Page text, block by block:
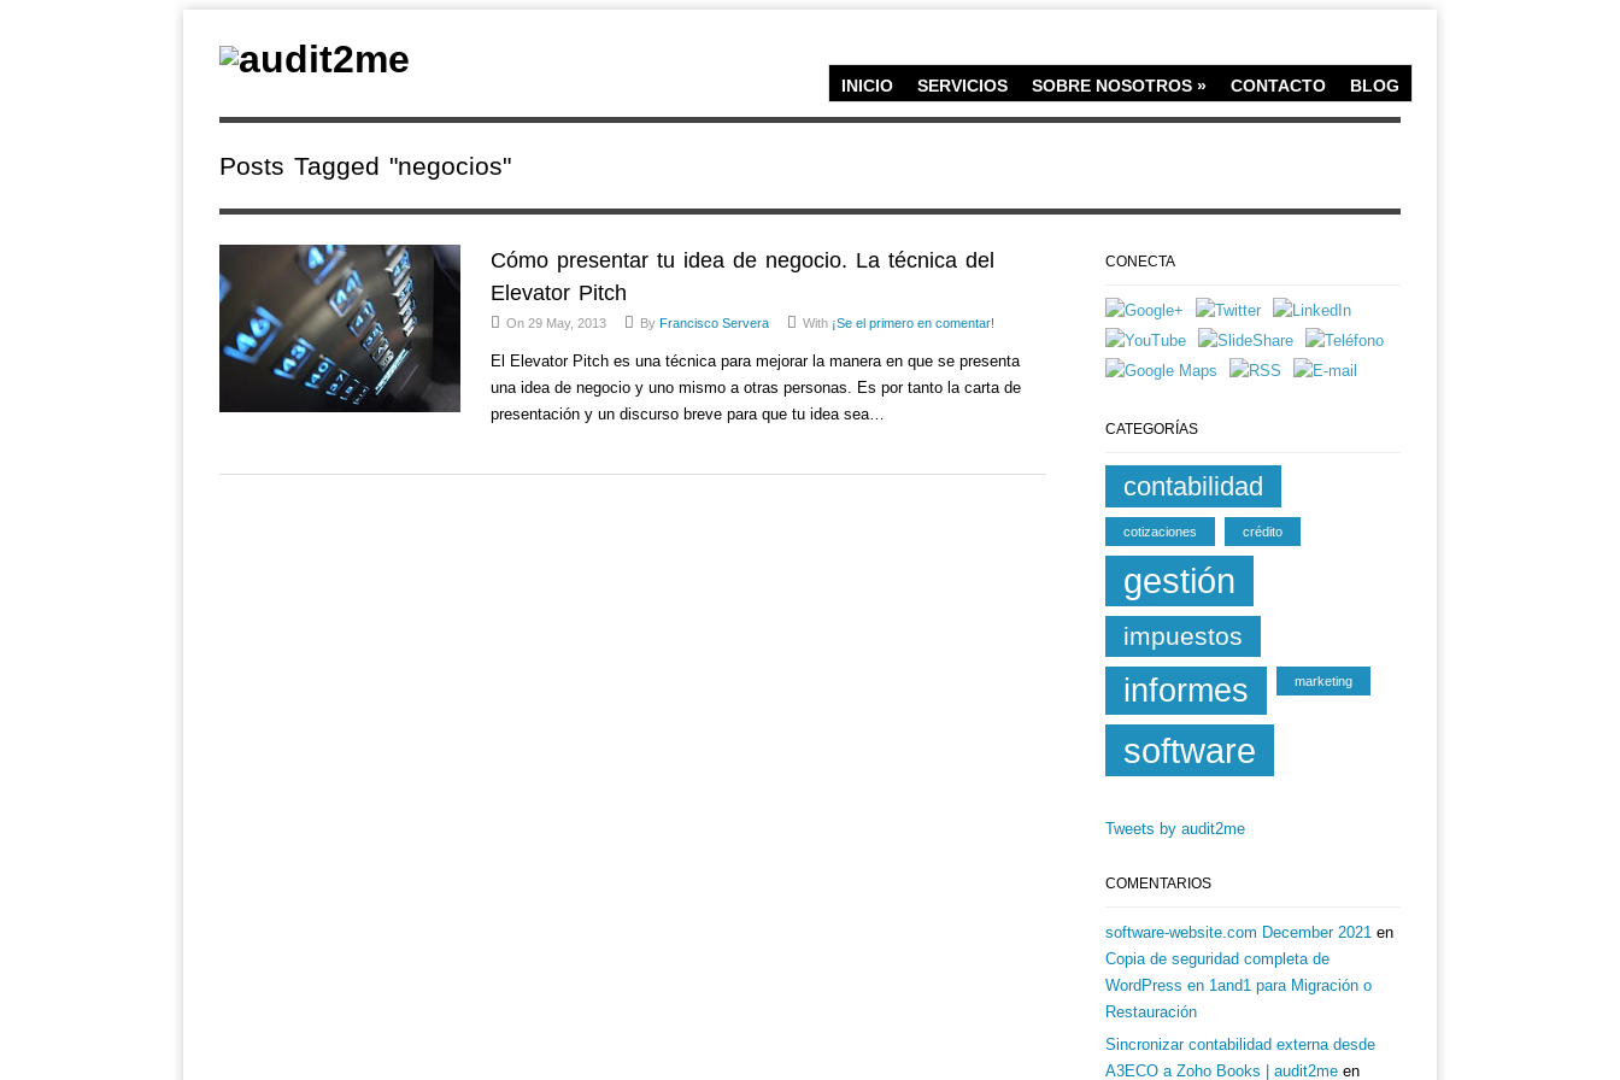
INICIO SERVICIOS SOBRE NOSOTROS » CONTACTO BLOG
Posts Tagged "negocios"
Cómo presentar tu idea de negocio. La técnica del
Elevator Pitch
On 29 May, 2013 By Francisco Servera With ¡Se el primero en comentar!
El Elevator Pitch es una técnica para mejorar la manera en que se presenta
una idea de negocio y uno mismo a otras personas. Es por tanto la carta de
presentación y un discurso breve para que tu idea sea…
CONECTA
CATEGORÍAS
contabilidad
cotizaciones crédito
gestión
impuestos
informes marketing
software
Tweets by audit2me
COMENTARIOS
software-website.com December 2021 en
Copia de seguridad completa de
WordPress en 1and1 para Migración o
Restauración
Sincronizar contabilidad externa desde
A3ECO a Zoho Books | audit2me en